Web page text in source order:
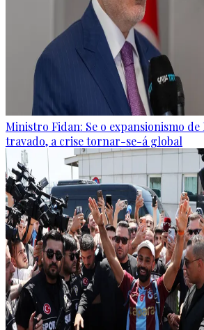
Ministro Fidan: Se o expansionismo
travado, a crise tornar-se-á global